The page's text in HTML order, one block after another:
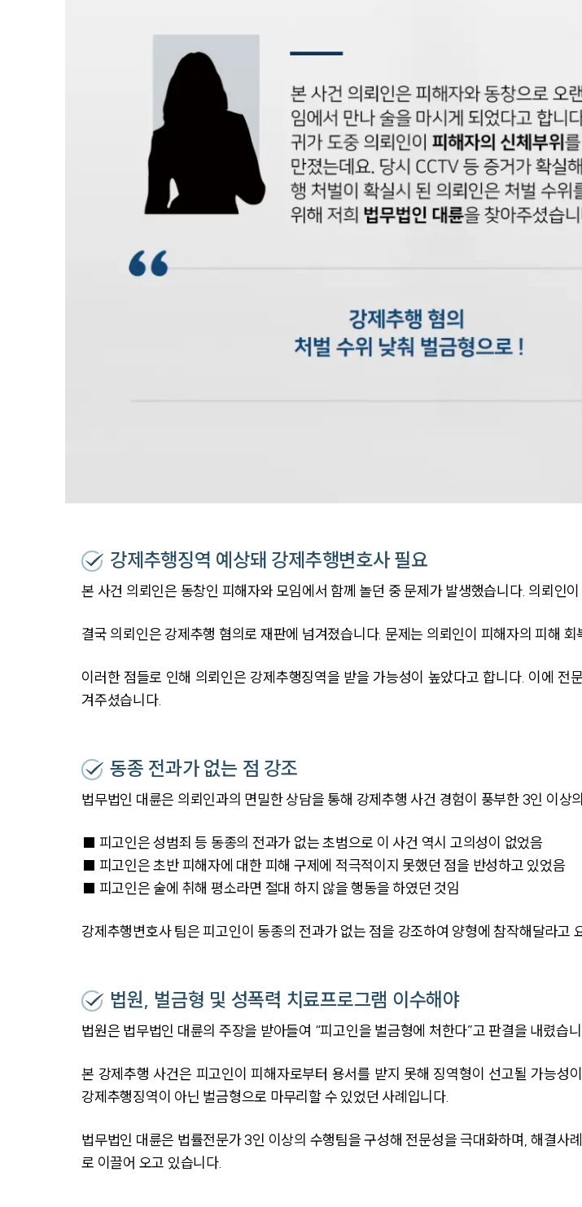
강제추행징역 예상돼 강제추행변호사 필요
본 사건 의뢰인은 동창인 피해자와 모임에서 함께 놀던 중 문제가 발생했습니다. 의뢰인
결국 의뢰인은 강제추행 혐의로 재판에 넘겨졌습니다. 문제는 의뢰인이 피해자의 피해
이러한 점들로 인해 의뢰인은 강제추행징역을 받을 가능성이 높았다고 합니다. 이에
겨주셨습니다.
동종 전과가 없는 점 강조
법무법인 대륜은 의뢰인과의 면밀한 상담을 통해 강제추행 사건 경험이 풍부한 3인 이
■ 피고인은 성범죄 등 동종의 전과가 없는 초범으로 이 사건 역시 고의성이 없었음
■ 피고인은 초반 피해자에 대한 피해 구제에 적극적이지 못했던 점을 반성하고 있었음
■ 피고인은 술에 취해 평소라면 절대 하지 않을 행동을 하였던 것임
강제추행변호사 팀은 피고인이 동종의 전과가 없는 점을 강조하여 양형에 참작해달라고
법원, 벌금형 및 성폭력 치료프로그램 이수해야
법원은 법무법인 대륜의 주장을 받아들여 “피고인을 벌금형에 처한다”고 판결을 내렸습
본 강제추행 사건은 피고인이 피해자로부터 용서를 받지 못해 징역형이 선고될 가능성
강제추행징역이 아닌 벌금형으로 마무리할 수 있었던 사례입니다.
법무법인 대륜은 법률전문가 3인 이상의 수행팀을 구성해 전문성을 극대화하며, 해결사
로 이끌어 오고 있습니다.